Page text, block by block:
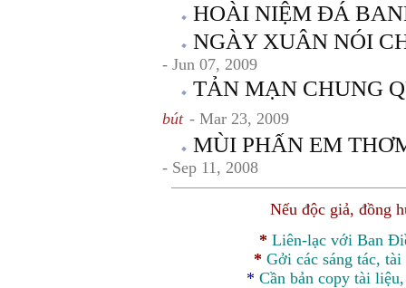
HOÀI NIỆM ĐÁ
NGÀY XUÂN NÓI
- Jun 07, 2009
TẢN MẠN CHUNG
bút - Mar 23, 2009
MÙI PHẤN EM
- Sep 11, 2008
Nếu độc giả, đồng
* Liên-lạc với Ban
* Gởi các sáng tác,
* Cần bản copy tài